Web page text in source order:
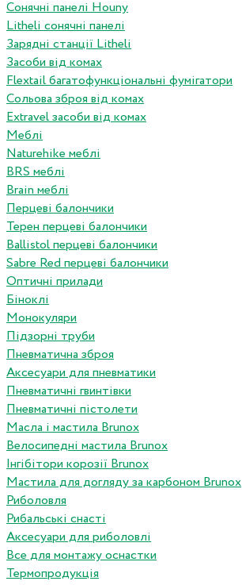
Сонячні панелі Houny
Litheli сонячні панелі
Зарядні станції Litheli
Засоби від комах
Flextail багатофункціональні фумігатори
Сольова зброя від комах
Extravel засоби від комах
Меблі
Naturehike меблі
BRS меблі
Brain меблі
Перцеві балончики
Терен перцеві балончики
Ballistol перцеві балончики
Sabre Red перцеві балончики
Оптичні прилади
Біноклі
Монокуляри
Підзорні труби
Пневматична зброя
Аксесуари для пневматики
Пневматичні гвинтівки
Пневматичні пістолети
Масла і мастила Brunox
Велосипедні мастила Brunox
Інгібітори корозії Brunox
Мастила для догляду за карбоном Brunox
Риболовля
Рибальські снасті
Аксесуари для риболовлі
Все для монтажу оснастки
Термопродукція